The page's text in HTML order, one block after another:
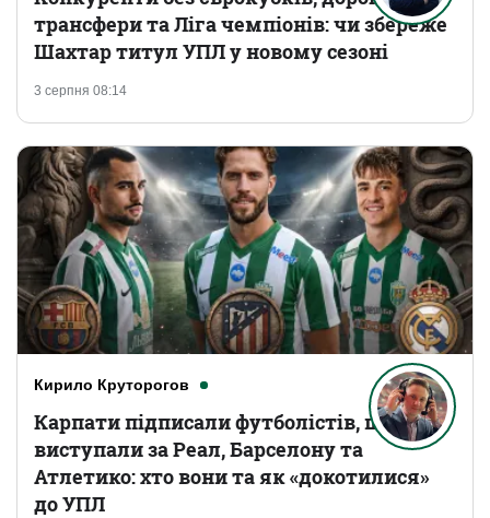
3 серпня 08:14
трансфери та Ліга чемпіонів: чи збереже
Шахтар титул УПЛ у новому сезоні
Кирило Круторогов
Карпати підписали футболістів, що
виступали за Реал, Барселону та
Атлетико: хто вони та як «докотилися»
до УПЛ